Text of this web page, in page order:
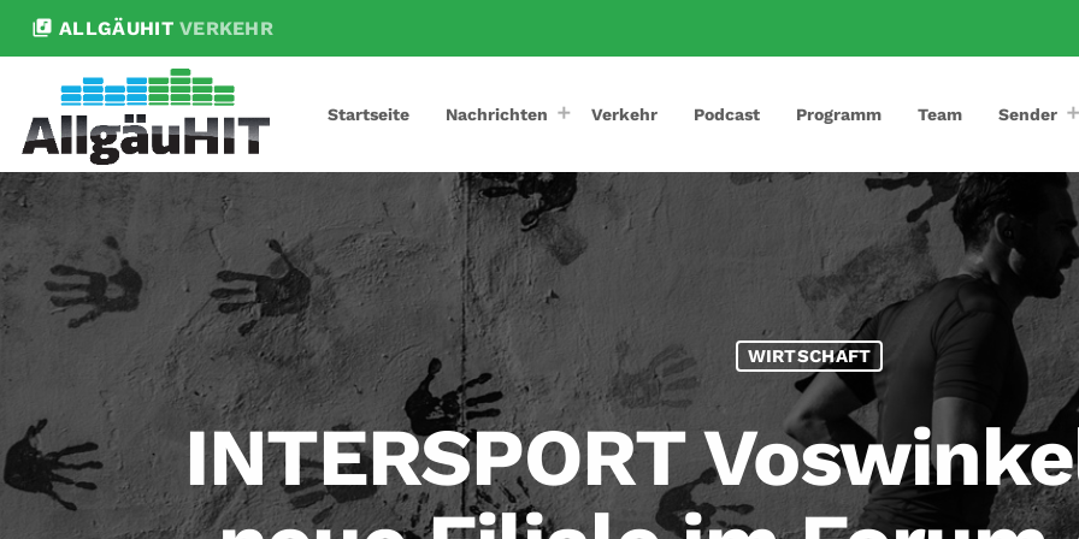
library_music ALLGÄUHIT VERKEHR
Startseite Nachrichten Verkehr Podcast Programm Team Sender
WIRTSCHAFT
INTERSPORT